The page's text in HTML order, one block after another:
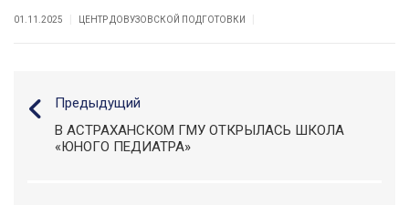
01.11.2025 ЦЕНТР ДОВУЗОВСКОЙ ПОДГОТОВКИ
Предыдущий
В АСТРАХАНСКОМ ГМУ ОТКРЫЛАСЬ ШКОЛА
«ЮНОГО ПЕДИАТРА»